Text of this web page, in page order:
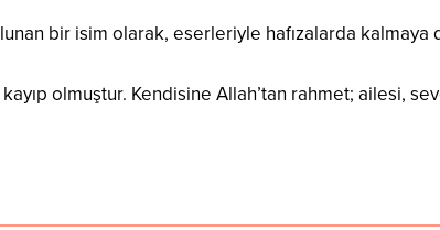
bir isim olarak, eserleriyle hafızalarda kalmaya
olmuştur. Kendisine Allah’tan rahmet; ailesi,